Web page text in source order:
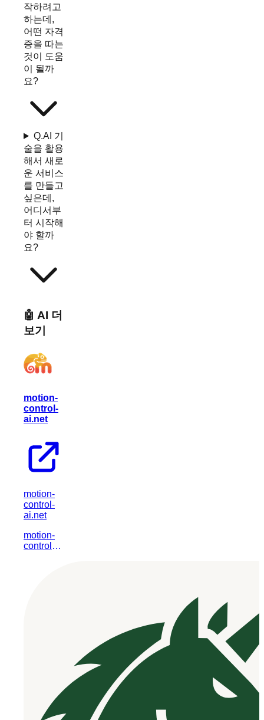
작하려고
하는데,
어떤 자격
증을 따는
것이 도움
이 될까
요?
Q.AI 기
술을 활용
해서 새로
운 서비스
를 만들고
싶은데,
어디서부
터 시작해
야 할까
요?
🤖 AI 더
보기
motion-
control-
ai.net
motion-
control-
ai.net
motion-
control-